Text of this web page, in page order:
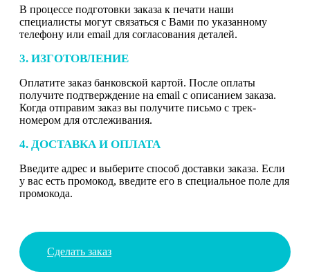
В процессе подготовки заказа к печати наши
специалисты могут связаться с Вами по указанному
телефону или email для согласования деталей.
3. ИЗГОТОВЛЕНИЕ
Оплатите заказ банковской картой. После оплаты
получите подтверждение на email с описанием заказа.
Когда отправим заказ вы получите письмо с трек-
номером для отслеживания.
4. ДОСТАВКА И ОПЛАТА
Введите адрес и выберите способ доставки заказа. Если
у вас есть промокод, введите его в специальное поле для
промокода.
Сделать заказ